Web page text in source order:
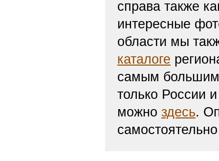
справа также
интересные
области мы
каталоге
самым большим
только России
можно здесь.